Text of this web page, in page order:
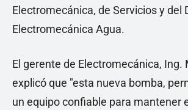
Electromecánica, de Servicios y del
Electromecánica Agua.
El gerente de Electromecánica, Ing.
explicó que "esta nueva bomba,
un equipo confiable para mantener